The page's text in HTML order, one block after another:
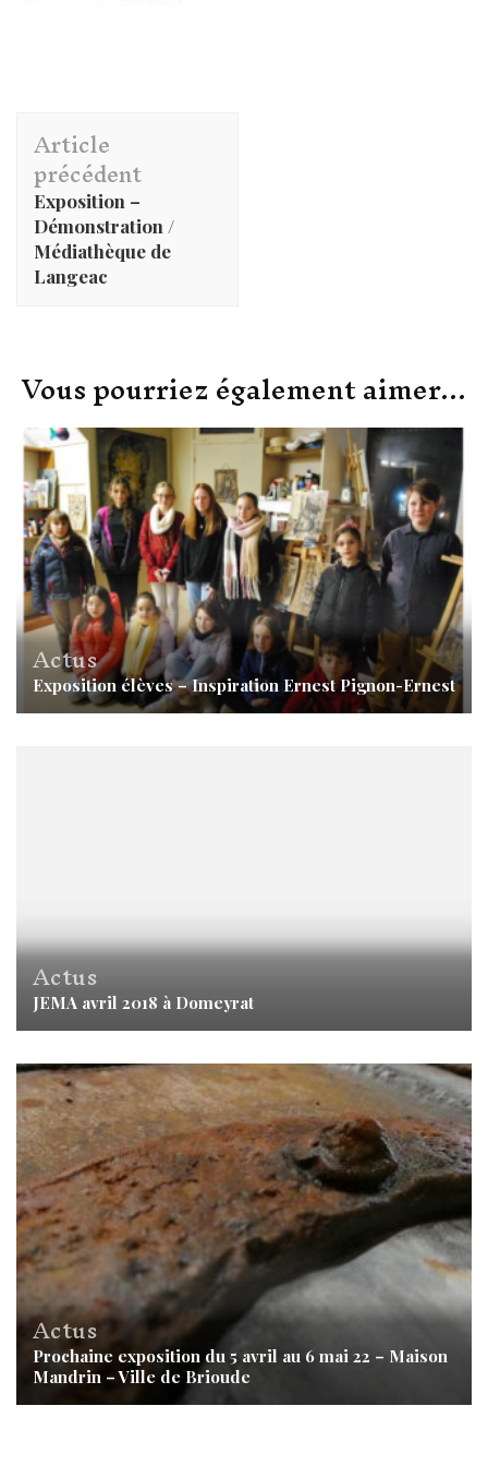
Navigation
d'article
Article
précédent
Exposition –
Démonstration /
Médiathèque de
Langeac
Vous pourriez également aimer...
Actus
Exposition élèves – Inspiration Ernest Pignon-Ernest
Actus
JEMA avril 2018 à Domeyrat
Actus
Prochaine exposition du 5 avril au 6 mai 22 – Maison
Mandrin – Ville de Brioude